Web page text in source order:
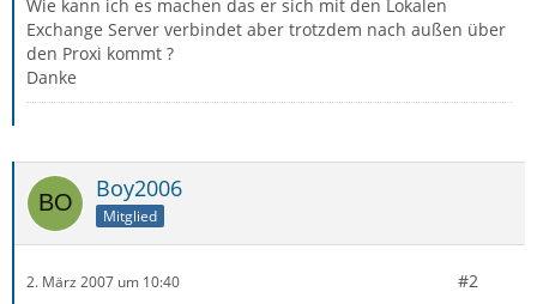
Wie kann ich es machen das er sich mit den Lokalen
Exchange Server verbindet aber trotzdem nach außen über
den Proxi kommt ?
Danke
Boy2006
Mitglied
2. März 2007 um 10:40 #2